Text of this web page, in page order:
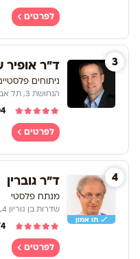
לפרטים
ד"ר אופיר
ניתוחים
הנחושת 3, תל אביב
3
לפרטים
תו אמון
ד"ר גוברין
מנתח פלסטי
שדרות בן גוריון 4, חיפה
4
לפרטים